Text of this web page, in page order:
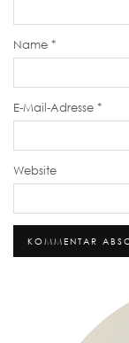
Name *
E-Mail-Adresse *
Website